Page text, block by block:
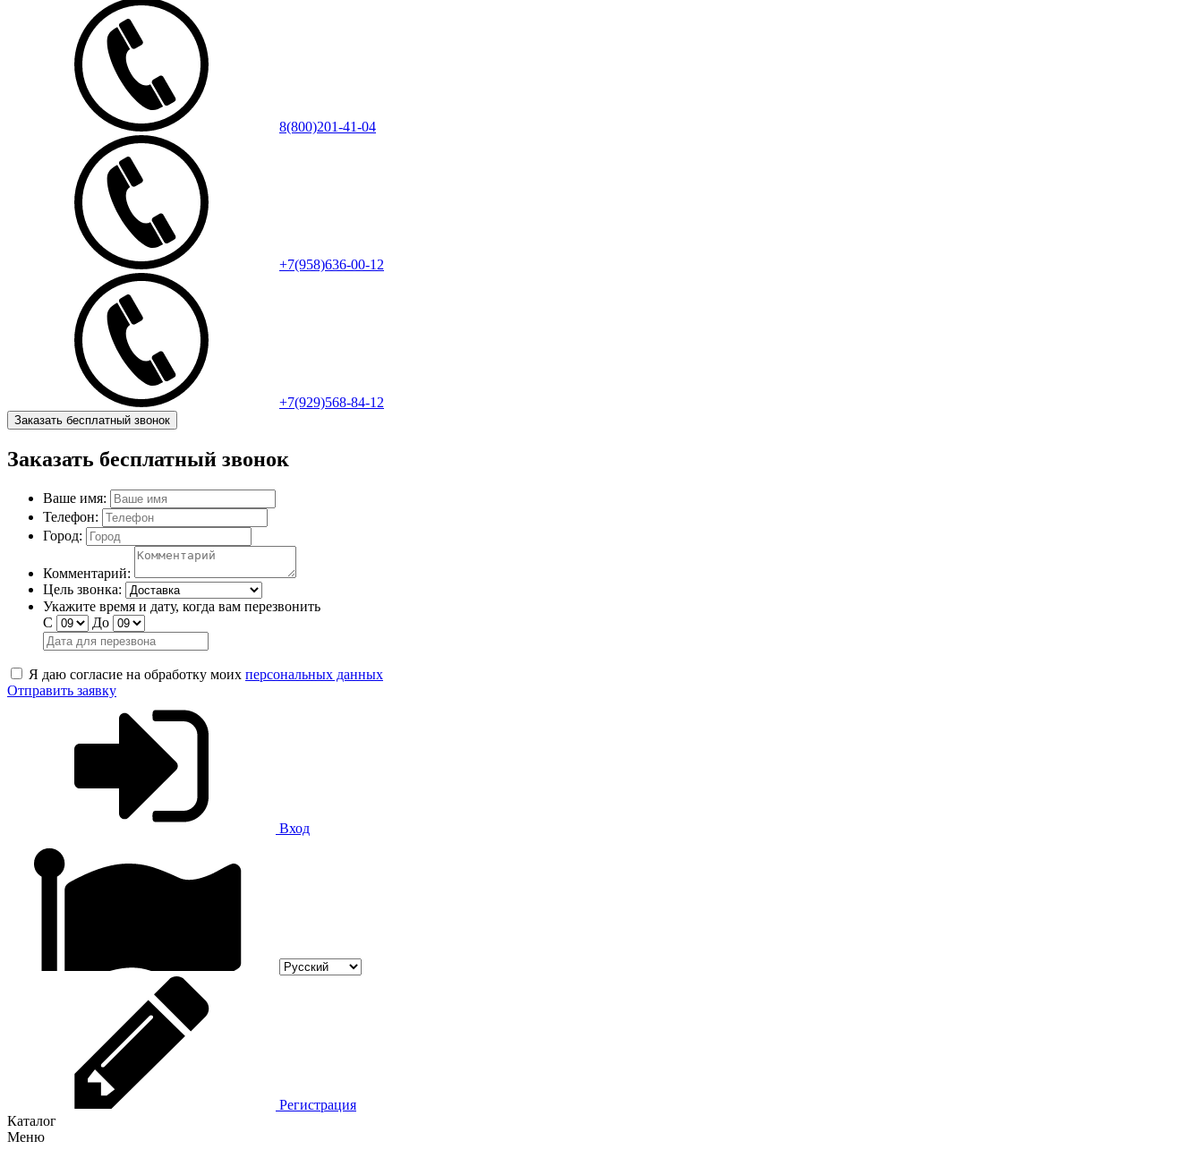
8(800)201-41-04
+7(958)636-00-12
+7(929)568-84-12
Заказать бесплатный звонок
Заказать бесплатный звонок
Ваше имя:
Телефон:
Город:
Комментарий:
Цель звонка:
Укажите время и дату, когда вам перезвонить
С
До
Я даю согласие на обработку моих персональных данных
Отправить заявку
Вход
Регистрация
Каталог
Меню